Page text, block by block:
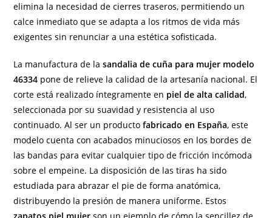
elimina la necesidad de cierres traseros, permitiendo un
calce inmediato que se adapta a los ritmos de vida más
exigentes sin renunciar a una estética sofisticada.
La manufactura de lasandalia de cuña para mujer modelo
46334 pone de relieve la calidad de la artesanía nacional. El
corte está realizado íntegramente en piel de alta calidad,
seleccionada por su suavidad y resistencia al uso
continuado. Al ser un productofabricado en España, este
modelo cuenta con acabados minuciosos en los bordes de
las bandas para evitar cualquier tipo de fricción incómoda
sobre el empeine. La disposición de las tiras ha sido
estudiada para abrazar el pie de forma anatómica,
distribuyendo la presión de manera uniforme. Estos